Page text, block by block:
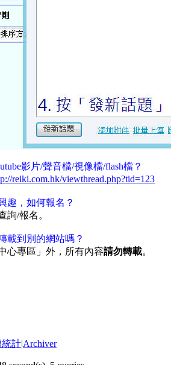
影片/聲音檔/視像檔/flash檔？
reiki.com.hk/viewthread.php?tid=123
趣，如何報名？
詢/報名。
載到別的網站嗎？
心專區」外，所有內容請勿轉載。
計|Archiver